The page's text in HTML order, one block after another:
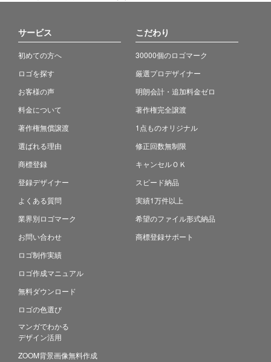
サービス
初めての方へ
ロゴを探す
お客様の声
料金について
著作権無償譲渡
選ばれる理由
商標登録
登録デザイナー
よくある質問
業界別ロゴマーク
お問い合わせ
ロゴ制作実績
ロゴ作成マニュアル
無料ダウンロード
ロゴの色選び
マンガでわかる
デザイン活用
ZOOM背景画像無料作成
こだわり
30000個のロゴマーク
厳選プロデザイナー
明朗会計・追加料金ゼロ
著作権完全譲渡
1点ものオリジナル
修正回数無制限
キャンセルＯＫ
スピード納品
実績1万件以上
希望のファイル形式納品
商標登録サポート